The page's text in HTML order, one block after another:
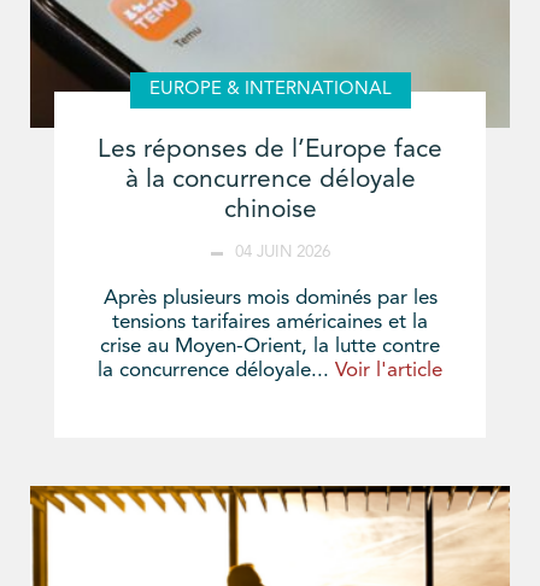
EUROPE & INTERNATIONAL
Les réponses de l’Europe face
à la concurrence déloyale
chinoise
04 JUIN 2026
Après plusieurs mois dominés par les
tensions tarifaires américaines et la
crise au Moyen-Orient, la lutte contre
la concurrence déloyale... Voir l'article